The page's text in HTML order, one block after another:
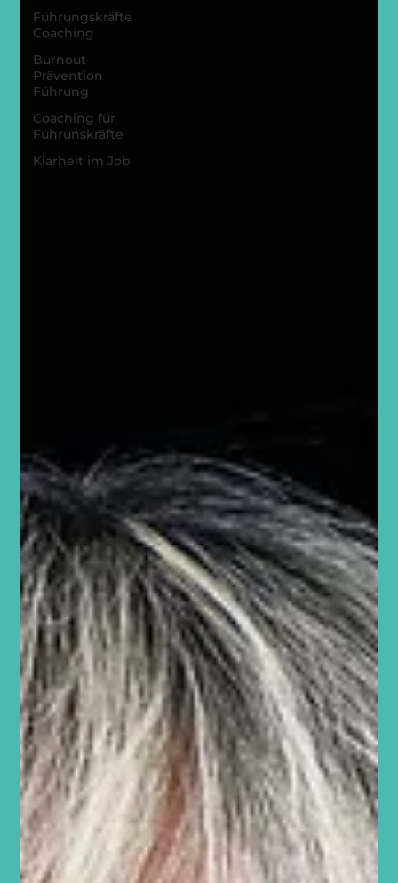
Führungskräfte
Coaching
Burnout
Prävention
Führung
Coaching für
Führunskräfte
Klarheit im Job